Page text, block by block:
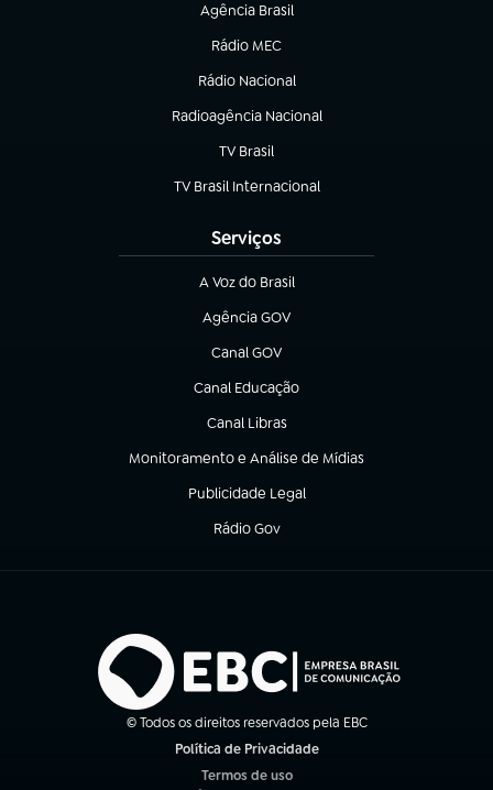
Agência Brasil
(abre em nova aba)
Rádio MEC
(abre em nova aba)
Rádio Nacional
Radioagência Nacional
(abre em nova aba)
TV Brasil
(abre em nova aba)
TV Brasil Internacional
(abre em nova aba)
Serviços
A Voz do Brasil
(abre em nova aba)
Agência GOV
(abre em nova aba)
Canal GOV
(abre em nova aba)
Canal Educação
(abre em nova aba)
Canal Libras
(abre em nova aba)
Monitoramento e Análise de Mídias
(abre em nova aba)
Publicidade Legal
(abre em nova aba)
Rádio Gov
(abre em nova aba)
© Todos os direitos reservados pela EBC
Política de Privacidade
Termos de uso